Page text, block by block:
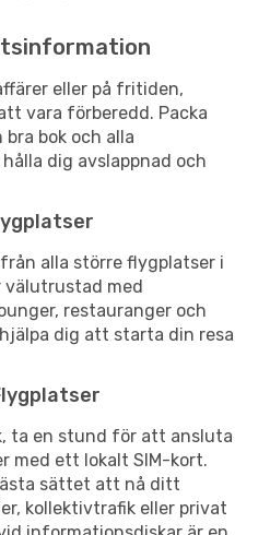
eller på fritiden,
vara förberedd. Packa
bra bok och alla
dig avslappnad och
alla större flygplatser i
välutrustad med
restauranger och
dig att starta din resa
ta en stund för att ansluta
med ett lokalt SIM-kort.
sättet att nå ditt
kollektivtrafik eller privat